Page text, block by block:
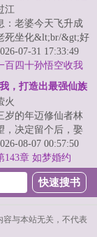
江
：老婆今天飞升成
死坐化&lt;br/&gt;好
双修后，我觉醒双
07-31 17:33:49
百四十孙悟空收我
，打造出最强仙族
火
岁的年迈修仙者林
，决定留个后，娶
绝色凡人妻子。
...
08-07 00:57:50
143章 如梦婚约
容与本站无关，不代表